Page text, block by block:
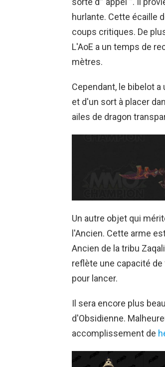
hurlante. Cette écaille
coups critiques. De
L'AoE a un temps de
mètres.
Cependant, le bibelot
et d'un sort à placer
ailes de dragon
Un autre objet qui
l'Ancien. Cette arme
Ancien de la tribu
reflète une capacité
pour lancer.
Il sera encore plus
d'Obsidienne.
accomplissement de